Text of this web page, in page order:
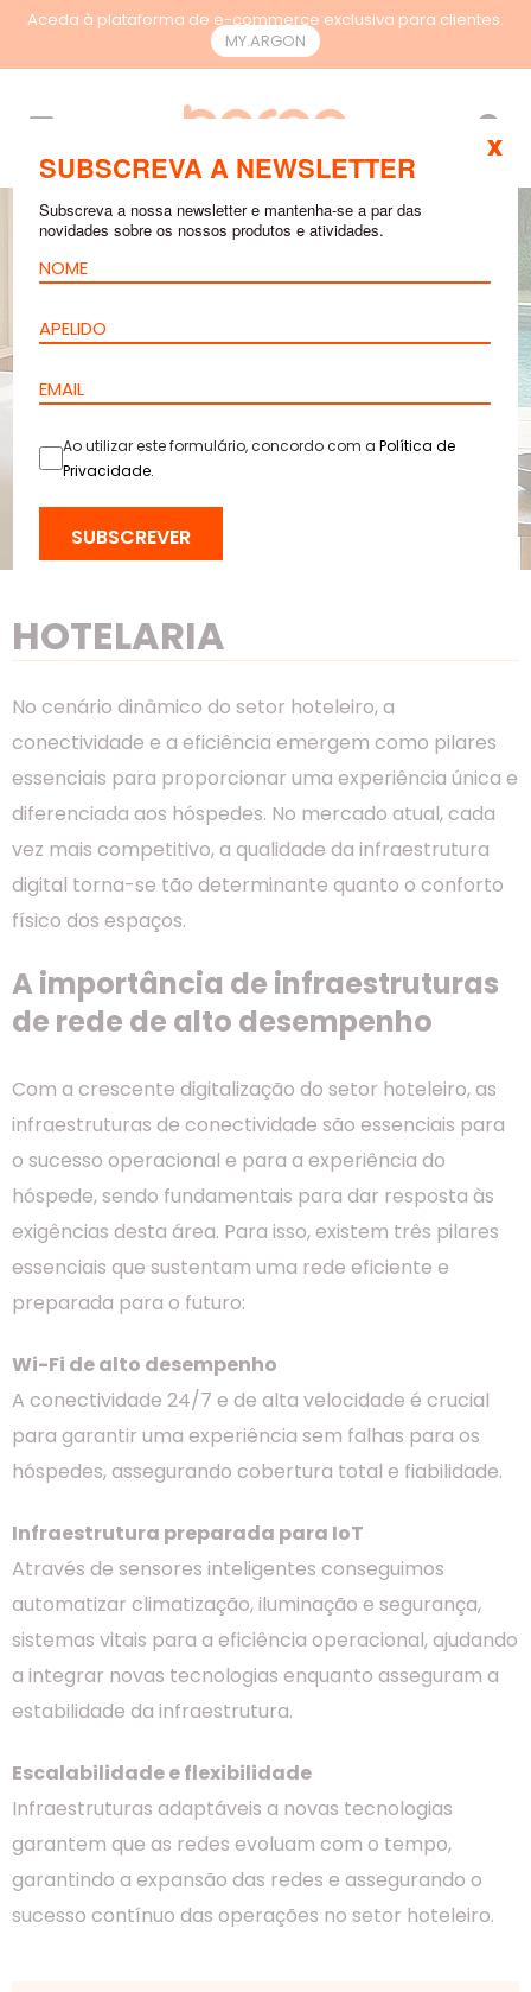
Aceda à plataforma de e-commerce exclusiva para clientes.
MY.ARGON
HOTELARIA
No cenário dinâmico do setor hoteleiro, a
conectividade e a eficiência emergem como pilares
essenciais para proporcionar uma experiência única e
diferenciada aos hóspedes. No mercado atual, cada
vez mais competitivo, a qualidade da infraestrutura
digital torna-se tão determinante quanto o conforto
físico dos espaços.
A importância de infraestruturas
de rede de alto desempenho
Com a crescente digitalização do setor hoteleiro, as
infraestruturas de conectividade são essenciais para
o sucesso operacional e para a experiência do
hóspede, sendo fundamentais para dar resposta às
exigências desta área. Para isso, existem três pilares
essenciais que sustentam uma rede eficiente e
preparada para o futuro:
Wi-Fi de alto desempenho
A conectividade 24/7 e de alta velocidade é crucial
para garantir uma experiência sem falhas para os
hóspedes, assegurando cobertura total e fiabilidade.
Infraestrutura preparada para IoT
Através de sensores inteligentes conseguimos
automatizar climatização, iluminação e segurança,
sistemas vitais para a eficiência operacional, ajudando
a integrar novas tecnologias enquanto asseguram a
estabilidade da infraestrutura.
Escalabilidade e flexibilidade
Infraestruturas adaptáveis a novas tecnologias
garantem que as redes evoluam com o tempo,
garantindo a expansão das redes e assegurando o
sucesso contínuo das operações no setor hoteleiro.
SUBSCREVA A NEWSLETTER
Subscreva a nossa newsletter e mantenha-se a par das
novidades sobre os nossos produtos e atividades.
Ao utilizar este formulário, concordo com a Política de
Privacidade.
SUBSCREVER
x